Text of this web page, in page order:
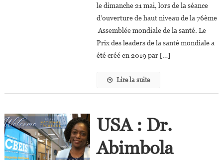
Muyembe-
Tamfum,
Lauréat
Du
La
Mondiale
le dimanche 21 mai, lors de la séance
d’ouverture de haut niveau de la 76ème
Assemblée mondiale de la santé. Le
Prix des leaders de la santé mondiale a
été créé en 2019 par […]
Lire la suite
USA : Dr.
Abimbola